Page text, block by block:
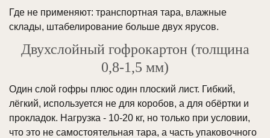
Где не применяют: транспортная тара, влажные
склады, штабелирование больше двух ярусов.
Двухслойный гофрокартон (толщина
0,8-1,5 мм)
Один слой гофры плюс один плоский лист. Гибкий,
лёгкий, используется не для коробов, а для обёртки и
прокладок. Нагрузка - 10-20 кг, но только при условии,
что это не самостоятельная тара, а часть упаковочного